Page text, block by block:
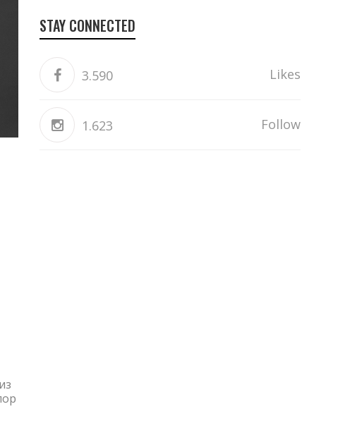
STAY CONNECTED
3.590 Likes
1.623 Follow